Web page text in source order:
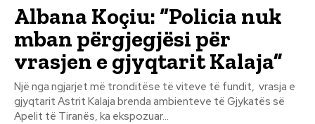
Albana Koçiu: “Policia nuk
mban përgjegjësi për
vrasjen e gjyqtarit Kalaja”
Një nga ngjarjet më tronditëse të viteve të fundit, vrasja e
gjyqtarit Astrit Kalaja brenda ambienteve të Gjykatës së
Apelit të Tiranës, ka ekspozuar...